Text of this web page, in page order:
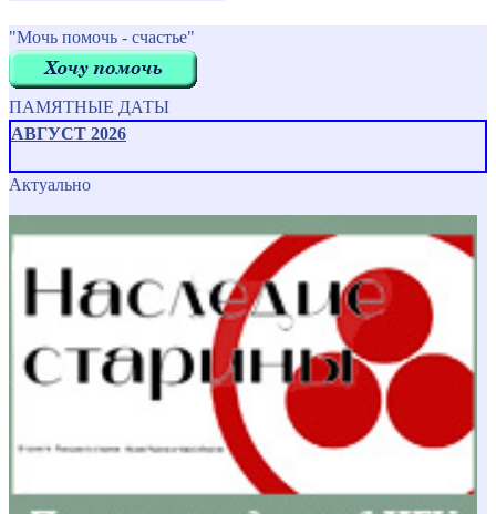
"Мочь помочь - счастье"
ПАМЯТНЫЕ ДАТЫ
АВГУСТ 2026
Актуально